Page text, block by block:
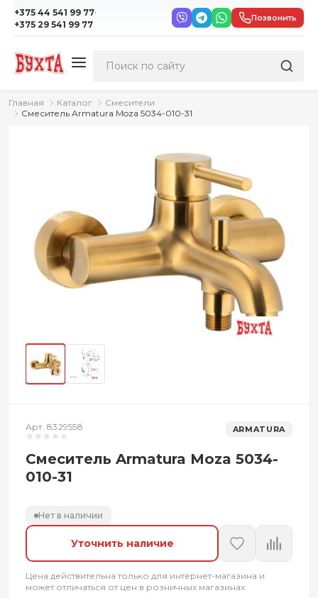
+375 44 541 99 77·
+375 29 541 99 77
Позвонить
Главная Каталог
Смесители
Смеситель Armatura Moza 5034-010-31
Арт. 8329558 ARMATURA
Смеситель Armatura Moza 5034-
010-31
Нет в наличии
Уточнить наличие
Цена действительна только для интернет-магазина и
может отличаться от цен в розничных магазинах